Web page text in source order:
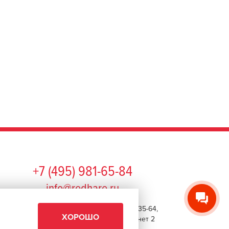
+7 (495) 981-65-84
info@redhare.ru
г. Москва, ул. Нижняя Красносельская, 35-64,
этаж 6, помещение 1, комната 22, кабинет 2
ХОРОШО